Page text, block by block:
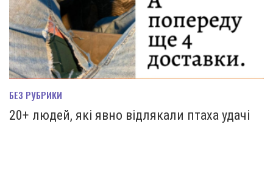
БЕЗ РУБРИКИ
20+ людей, які явно відлякали птаха удачі